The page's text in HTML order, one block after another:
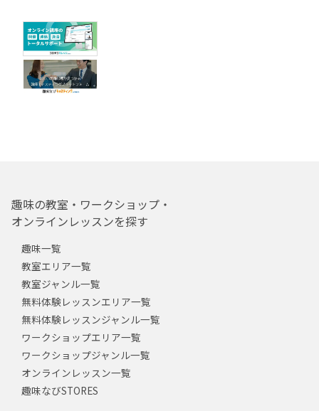
趣味の教室・ワークショップ・
オンラインレッスンを探す
趣味一覧
教室エリア一覧
教室ジャンル一覧
無料体験レッスンエリア一覧
無料体験レッスンジャンル一覧
ワークショップエリア一覧
ワークショップジャンル一覧
オンラインレッスン一覧
趣味なびSTORES